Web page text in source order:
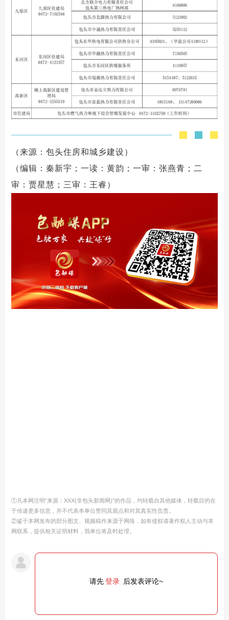
（来源：包头住房和城乡建设）
（编辑：秦新宇；一读：黄韵；一审：张燕青；二
审：贾星慧；三审：王睿）
①凡本网注明“来源：XXX(非包头新闻网)”的作品，均转载自其他媒体，转载目的在
于传递更多信息，并不代表本单位赞同其观点和对其真实性负责。
②鉴于本网发布的部分图文、视频稿件来源于网络，如有侵权请著作权人主动与本
网联系，提供相关证明材料，我单位将及时处理。
请先登录 后发表评论~